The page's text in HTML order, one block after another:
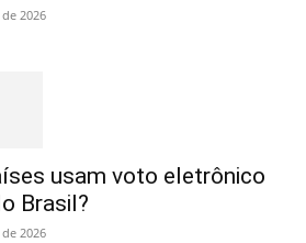
2026
usam voto eletrônico
Brasil?
2026